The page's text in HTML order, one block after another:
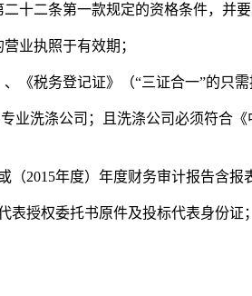
十二条第一款规定的资格条件，并要
业执照于有效期；
《税务登记证》（“三证合一”的只需
业洗涤公司；且洗涤公司必须符合
2015年度）年度财务审计报告含报
授权委托书原件及投标代表身份证；